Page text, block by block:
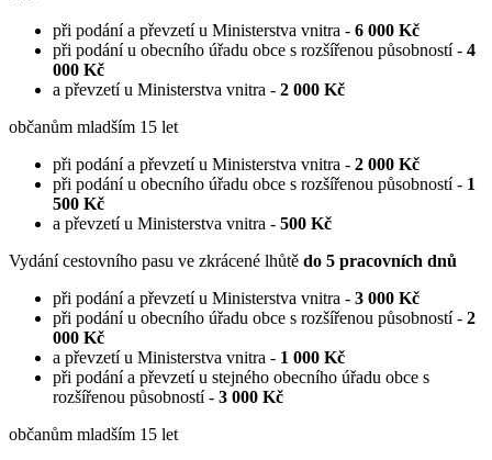
při podání a převzetí u Ministerstva vnitra - 6 000 Kč
při podání u obecního úřadu obce s rozšířenou působností - 4
000 Kč
a převzetí u Ministerstva vnitra - 2 000 Kč
občanům mladším 15 let
při podání a převzetí u Ministerstva vnitra - 2 000 Kč
při podání u obecního úřadu obce s rozšířenou působností - 1
500 Kč
a převzetí u Ministerstva vnitra - 500 Kč
Vydání cestovního pasu ve zkrácené lhůtě do 5 pracovních dnů
při podání a převzetí u Ministerstva vnitra - 3 000 Kč
při podání u obecního úřadu obce s rozšířenou působností - 2
000 Kč
a převzetí u Ministerstva vnitra - 1 000 Kč
při podání a převzetí u stejného obecního úřadu obce s
rozšířenou působností - 3 000 Kč
občanům mladším 15 let